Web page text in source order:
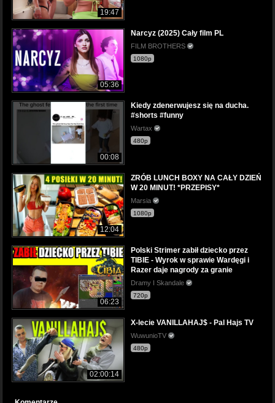
19:47
05:36
Narcyz (2025) Cały film PL
FILM BROTHERS
1080p
00:08
Kiedy zdenerwujesz się na ducha.
#shorts #funny
Wartax
480p
12:04
ZRÓB LUNCH BOXY NA CAŁY DZIEŃ
W 20 MINUT! *PRZEPISY*
Marsia
1080p
06:23
Polski Strimer zabił dziecko przez
TIBIE - Wyrok w sprawie Wardęgi i
Razer daje nagrody za granie
Dramy I Skandale
720p
02:00:14
X-lecie VANILLAHAJ$ - Pal Hajs TV
WuwunioTV
480p